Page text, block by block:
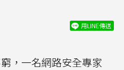
用LINE傳送
，一名網路安全專家